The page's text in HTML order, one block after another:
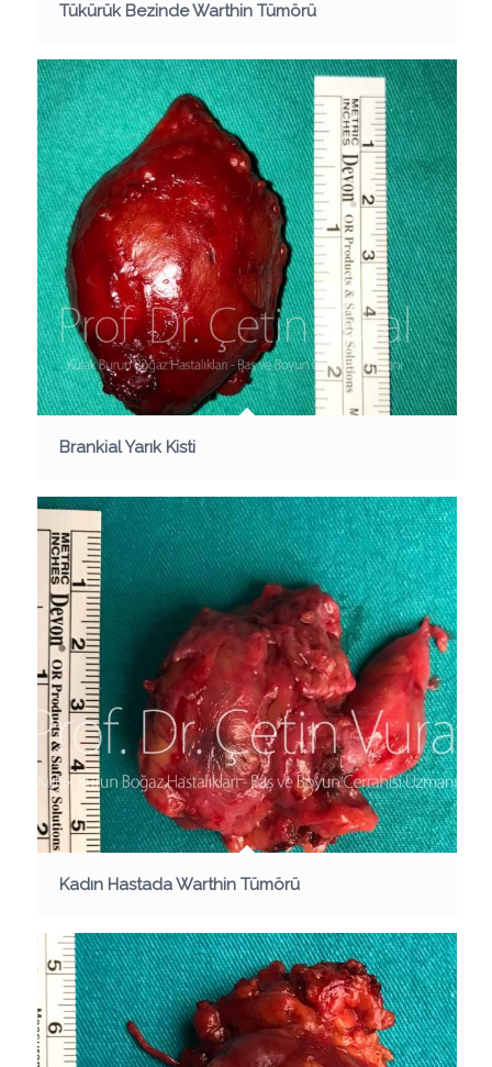
Tükürük Bezinde Warthin Tümörü
Brankial Yarık Kisti
Kadın Hastada Warthin Tümörü